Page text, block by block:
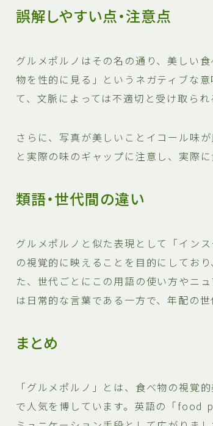
誤解しやすい点・注意点
グルメポルノはその名の通り、美しい
物を性的に見る」というネガティブな
て、文脈によっては不適切と受け取ら
さらに、写真が美しいことイコール味
と実際の味のギャップに注意し、実際
類語・世代間の違い
グルメポルノと似た表現として「イン
の視覚的に映えることを目的にしてお
た、世代ごとにこの用語の使い方やニ
は日常的な言葉である一方で、年配の
まとめ
「グルメポルノ」とは、食べ物の視覚
で人気を博しています。英語の「food